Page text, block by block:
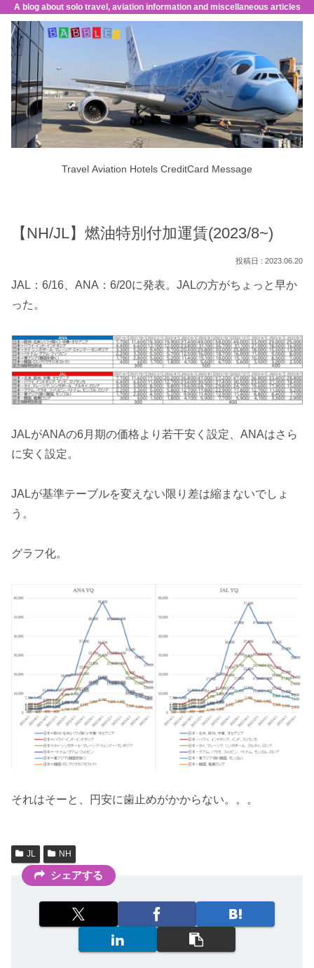
A blog about solo travel, aviation information and miscellaneous articles
Travel Aviation Hotels CreditCard Message
【NH/JL】燃油特別付加運賃(2023/8~)
2023.06.20
JAL：6/16、ANA：6/20に発表。JALの方がちょっと早か
った。
JALがANAの6月期の価格より若干安く設定、ANAはさら
に安く設定。
JALが基準テーブルを変えない限り差は縮まないでしょ
う。
グラフ化。
それはそーと、円安に歯止めがかからない。。。
JL NH
シェアする